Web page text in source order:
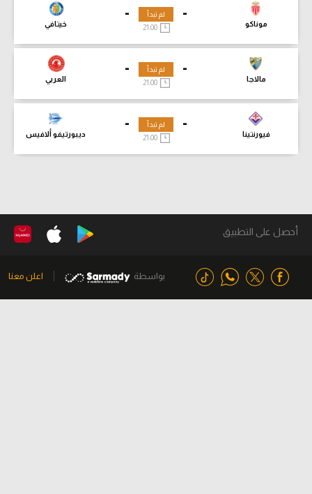
-
موناكو
-
خيتافي
لم تبدأ
21:00
-
مالاجا
-
العربي
لم تبدأ
21:00
-
فيورنتينا
-
ديبورتيفو ألافيس
لم تبدأ
21:00
أحصل على التطبيق
بواسطة اعلن معنا